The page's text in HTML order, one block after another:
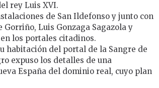
rey Luis XVI.
de San Ildefonso y junto con
Luis Gonzaga Sagazola y
los portales citadinos.
habitación del portal de la Sangre de
expuso los detalles de una
España del dominio real, cuyo plan